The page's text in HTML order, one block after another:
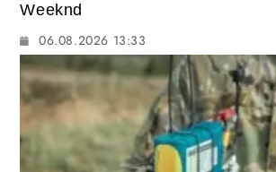
Weeknd
06.08.2026 13:33